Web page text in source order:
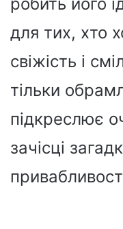
для тих, хто
свіжість і
тільки
підкреслює
зачісці